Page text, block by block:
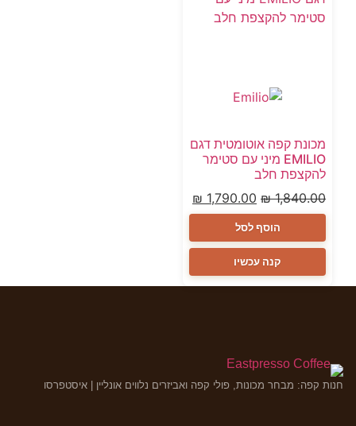
מכונת קפה אוטומטית דגם
EMILIO מיני עם סטימר
להקצפת חלב
₪1,840.00
₪ 1,790.00
הוסף לסל
קנה עכשיו
חנות קפה: מבחר מכונות, פולי קפה ואביזרים נלווים אונליין | איסטפרסו